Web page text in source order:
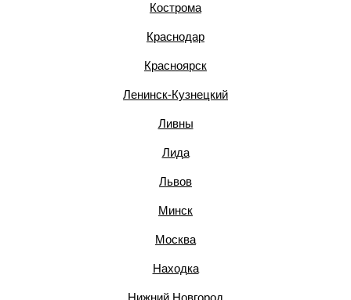
Кострома
Краснодар
Красноярск
Ленинск-Кузнецкий
Ливны
Лида
Львов
Минск
Москва
Находка
Нижний Новгород